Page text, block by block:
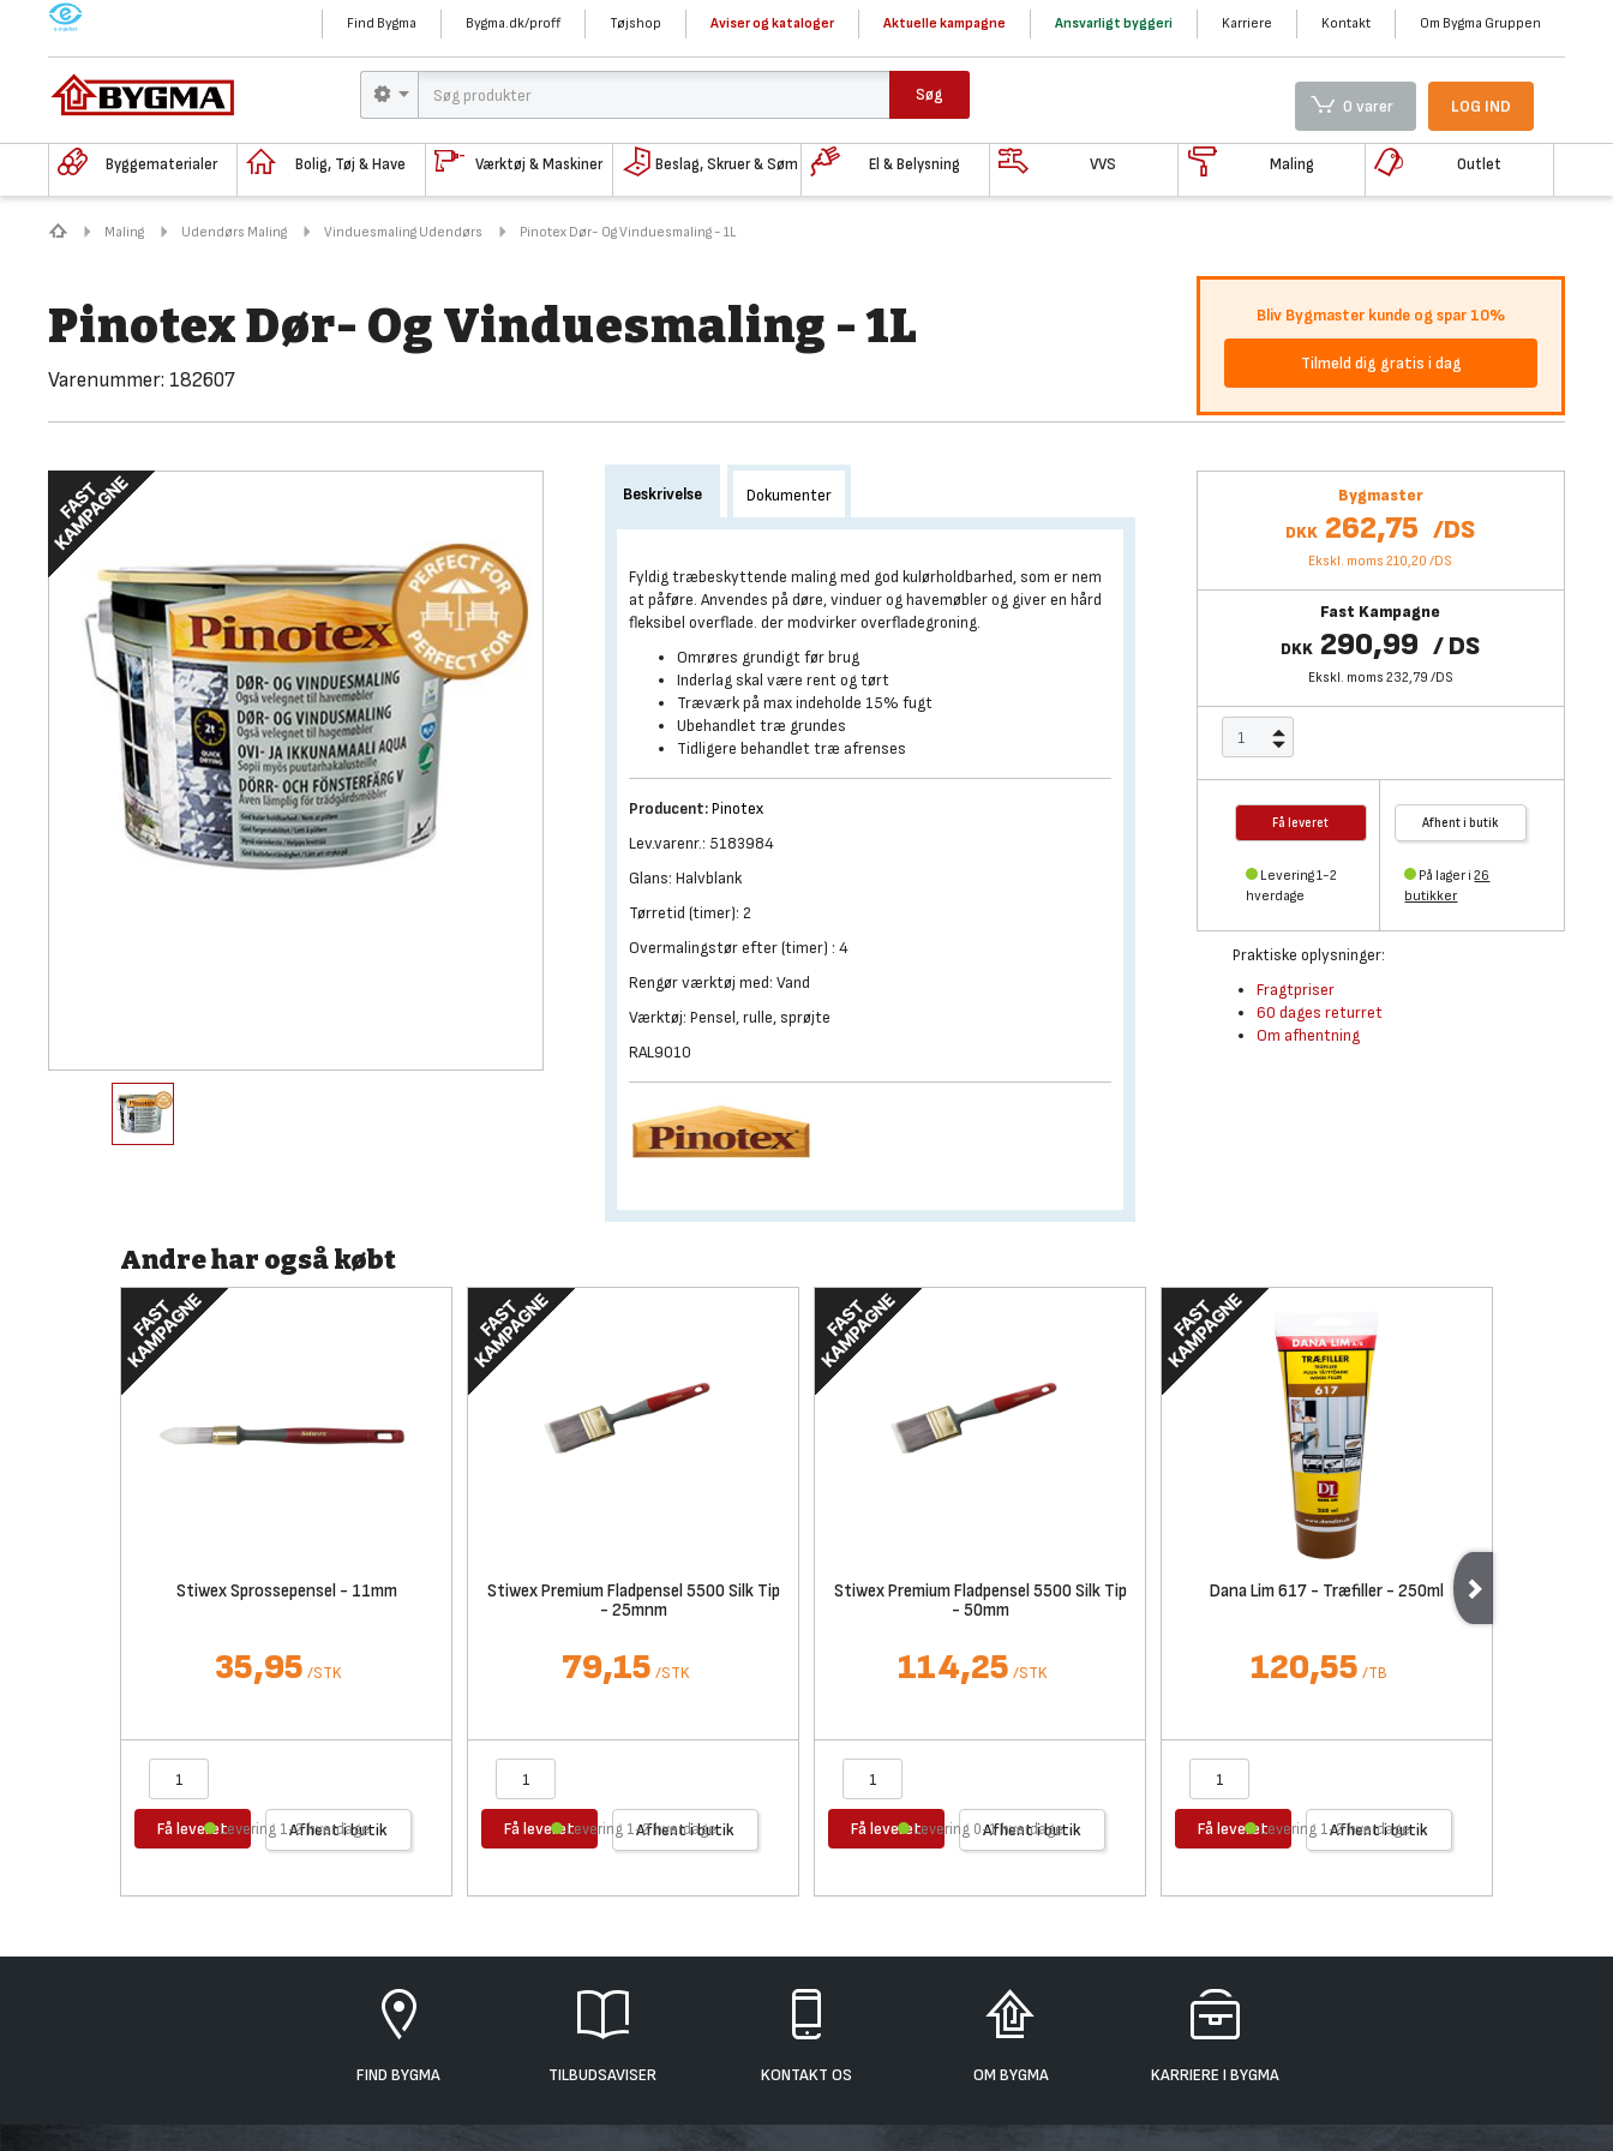
M Find Bygma Bygma.dk/proff Tøjshop Aviser og kataloger Aktuelle kampagne Ansvarligt byggeri Karriere Kontakt Om Bygma Gruppen
Søg
0 varer LOG IND
Byggematerialer Bolig, Tøj & Have Værktøj & Maskiner Beslag, Skruer & Søm El & Belysning VVS Maling Outlet
Maling Udendørs Maling Vinduesmaling Udendørs Pinotex Dør- Og Vinduesmaling - 1L
Pinotex Dør- Og Vinduesmaling - 1L
Varenummer: 182607
Bliv Bygmaster kunde og spar 10%
Tilmeld dig gratis i dag
Bygmaster
DKK 262,75 /DS
Ekskl. moms 210,20 /DS
Fast Kampagne
DKK 290,99 /DS
Ekskl. moms 232,79 /DS
Få leveret
Levering 1-2
hverdage
Afhent i butik
På lager i26
butikker
Praktiske oplysninger:
Fragtpriser
60 dages returret
Om afhentning
Beskrivelse Dokumenter
Fyldig træbeskyttende maling med god kulørholdbarhed, som er nem
at påføre. Anvendes på døre, vinduer og havemøbler og giver en hård
fleksibel overflade. der modvirker overfladegroning.
Omrøres grundigt før brug
Inderlag skal være rent og tørt
Træværk på max indeholde 15% fugt
Ubehandlet træ grundes
Tidligere behandlet træ afrenses
Producent:Pinotex
Lev.varenr.: 5183984
Glans: Halvblank
Tørretid (timer): 2
Overmalingstør efter (timer) : 4
Rengør værktøj med: Vand
Værktøj: Pensel, rulle, sprøjte
RAL9010
Andre har også købt
Stiwex Sprossepensel - 11mm
35,95 /STK
Få leveret Afhent i butik
Levering 1-2 hverdage
Stiwex Premium Fladpensel 5500 Silk Tip
- 25mnm
79,15 /STK
Få leveret Afhent i butik
Levering 1-2 hverdage
Stiwex Premium Fladpensel 5500 Silk Tip
- 50mm
114,25 /STK
Få leveret Afhent i butik
Levering 0-1 hverdage
Dana Lim 617 - Træfiller - 250ml
120,55 /TB
Få leveret Afhent i butik
Levering 1-2 hverdage
FIND BYGMA TILBUDSAVISER KONTAKT OS OM BYGMA KARRIERE I BYGMA